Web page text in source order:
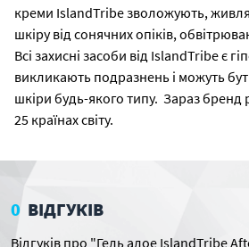
креми IslandTribe зволожують,
шкіру від сонячних опіків,
Всі захисні засоби від IslandTribe є
викликають подразнень і можуть
шкіри будь-якого типу. Зараз бренд
25 країнах світу.
0 ВІДГУКІВ
Відгуків про "Гель алое IslandTribe